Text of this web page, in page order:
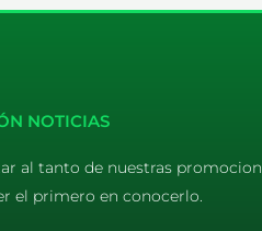
NOTICIAS
al tanto de nuestras
el primero en conocerlo.